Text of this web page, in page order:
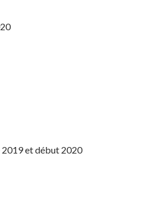
2019 et début 2020